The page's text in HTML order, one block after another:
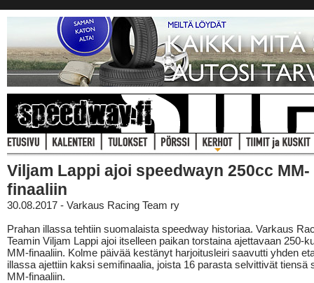
Viljam Lappi ajoi speedwayn 250cc MM-
finaaliin
30.08.2017 - Varkaus Racing Team ry
Prahan illassa tehtiin suomalaista speedway historiaa. Varkaus
Teamin Viljam Lappi ajoi itselleen paikan torstaina ajettavaan 250-
MM-finaaliin. Kolme päivää kestänyt harjoitusleiri saavutti yhden
illassa ajettiin kaksi semifinaalia, joista 16 parasta selvittivät tiensä
MM-finaaliin.